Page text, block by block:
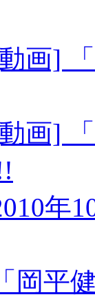
画]
画]
年
「岡平